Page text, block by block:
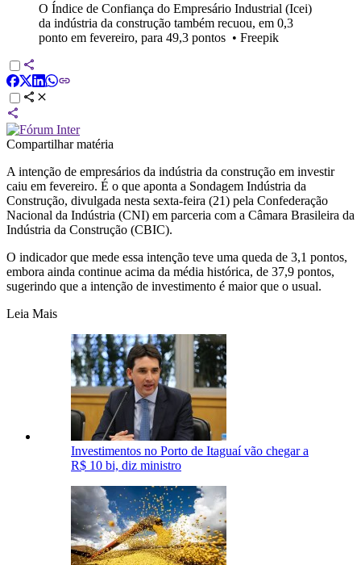
O Índice de Confiança do Empresário Industrial (Icei)
da indústria da construção também recuou, em 0,3
ponto em fevereiro, para 49,3 pontos • Freepik
Compartilhar matéria
A intenção de empresários da indústria da construção em investir
caiu em fevereiro. É o que aponta a Sondagem Indústria da
Construção, divulgada nesta sexta-feira (21) pela Confederação
Nacional da Indústria (CNI) em parceria com a Câmara Brasileira da
Indústria da Construção (CBIC).
O indicador que mede essa intenção teve uma queda de 3,1 pontos,
embora ainda continue acima da média histórica, de 37,9 pontos,
sugerindo que a intenção de investimento é maior que o usual.
Leia Mais
Investimentos no Porto de Itaguaí vão chegar a
R$ 10 bi, diz ministro